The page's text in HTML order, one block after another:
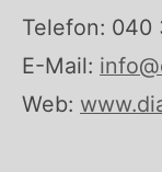
Telefon: 040
E-Mail:
Web: